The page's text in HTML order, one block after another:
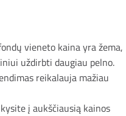
vieneto kaina yra žema,
uždirbti daugiau pelno.
reikalauja mažiau
į aukščiausią kainos